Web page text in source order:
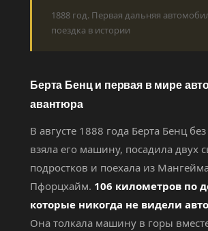
1888 год. Первая дальняя
поездка в истории
Берта Бенц и первая в мире
авантюра
В августе 1888 года Берта Бенц
взяла его машину, посадила двух
подростков и поехала из
Пфорцхайм. 106 километров по
которые никогда не видели
Она толкала машину в горы